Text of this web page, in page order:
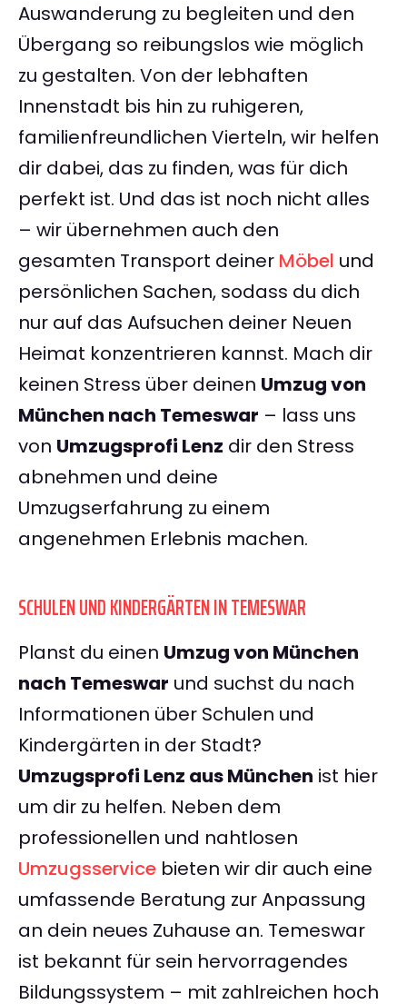
Auswanderung zu begleiten und den
Übergang so reibungslos wie möglich
zu gestalten. Von der lebhaften
Innenstadt bis hin zu ruhigeren,
familienfreundlichen Vierteln, wir helfen
dir dabei, das zu finden, was für dich
perfekt ist. Und das ist noch nicht alles
– wir übernehmen auch den
gesamten Transport deiner Möbel und
persönlichen Sachen, sodass du dich
nur auf das Aufsuchen deiner Neuen
Heimat konzentrieren kannst. Mach dir
keinen Stress über deinen Umzug von
München nach Temeswar – lass uns
von Umzugsprofi Lenz dir den Stress
abnehmen und deine
Umzugserfahrung zu einem
angenehmen Erlebnis machen.
SCHULEN UND KINDERGÄRTEN IN TEMESWAR
Planst du einen Umzug von München
nach Temeswar und suchst du nach
Informationen über Schulen und
Kindergärten in der Stadt?
Umzugsprofi Lenz aus München ist hier
um dir zu helfen. Neben dem
professionellen und nahtlosen
Umzugsservice bieten wir dir auch eine
umfassende Beratung zur Anpassung
an dein neues Zuhause an. Temeswar
ist bekannt für sein hervorragendes
Bildungssystem – mit zahlreichen hoch